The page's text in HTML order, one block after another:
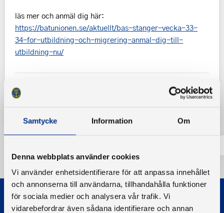
Samtycke Information Om
Denna webbplats använder cookies
Vi använder enhetsidentifierare för att anpassa innehållet
och annonserna till användarna, tillhandahålla funktioner
för sociala medier och analysera vår trafik. Vi
vidarebefordrar även sådana identifierare och annan
läs mer och anmäl dig här:
https://batunionen.se/aktuellt/bas-stanger-vecka-33-
34-for-utbildning-och-migrering-anmal-dig-till-
utbildning-nu/